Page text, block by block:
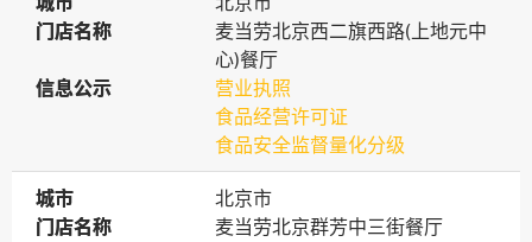
门店名称
门店名称
麦当劳北京西二旗西路(上地元中
心)餐厅
信息公示
信息公示
营业执照
食品经营许可证
食品安全监督量化分级
城市
城市
北京市
门店名称
门店名称
麦当劳北京群芳中三街餐厅